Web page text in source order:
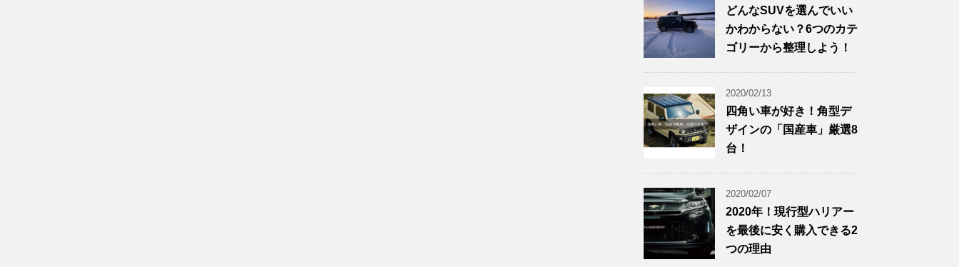
どんなSUVを選んでいい
かわからない？6つのカテ
ゴリーから整理しよう！
2020/02/13
四角い車が好き！角型デ
ザインの「国産車」厳選8
台！
2020/02/07
2020年！現行型ハリアー
を最後に安く購入できる2
つの理由